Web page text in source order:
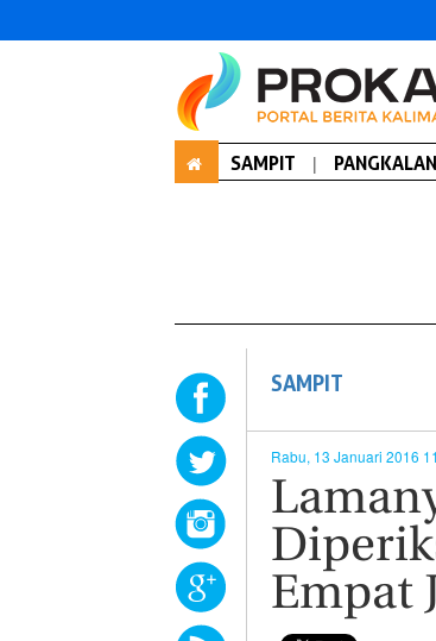
SAMPIT |
SAMPIT
Rabu, 13 Januari 2016
Empat